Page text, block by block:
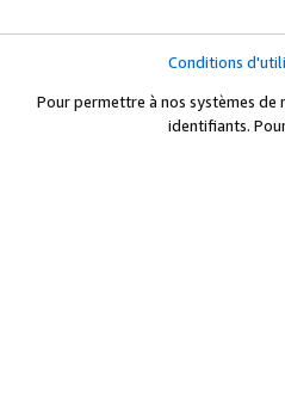
Conditions
Pour permettre à nos systèmes
identifiants.